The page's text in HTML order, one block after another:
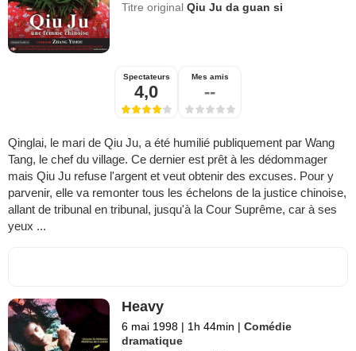
Titre originalQiu Ju da guan si
Spectateurs
4,0
Mes amis
--
Qinglai, le mari de Qiu Ju, a été humilié publiquement par Wang
Tang, le chef du village. Ce dernier est prêt à les dédommager
mais Qiu Ju refuse l'argent et veut obtenir des excuses. Pour y
parvenir, elle va remonter tous les échelons de la justice chinoise,
allant de tribunal en tribunal, jusqu'à la Cour Suprême, car à ses
yeux ...
Heavy
6 mai 1998 | 1h 44min | Comédie
dramatique